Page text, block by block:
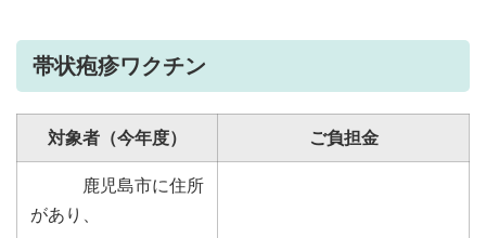
帯状疱疹ワクチン
対象者（今年度） ご負担金
鹿児島市に住所
があり、